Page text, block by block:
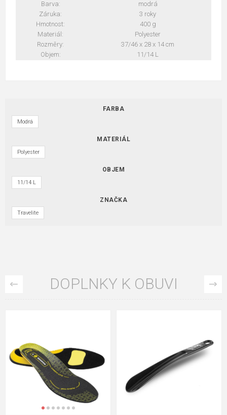
Barva:
modrá
Záruka:
3 roky
Hmotnost:
400 g
Materiál:
Polyester
Rozměry:
37/46 x 28 x 14 cm
Objem:
11/14 L
FARBA
Modrá
MATERIÁL
Polyester
OBJEM
11/14 L
ZNAČKA
Travelite
DOPLNKY K OBUVI